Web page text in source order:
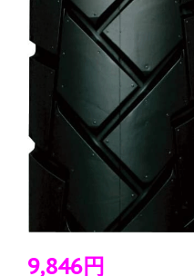
9,846円